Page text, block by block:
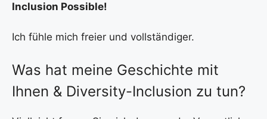
Inclusion Possible!
Ich fühle mich freier und vollständiger.
Was hat meine Geschichte mit
Ihnen & Diversity-Inclusion zu tun?